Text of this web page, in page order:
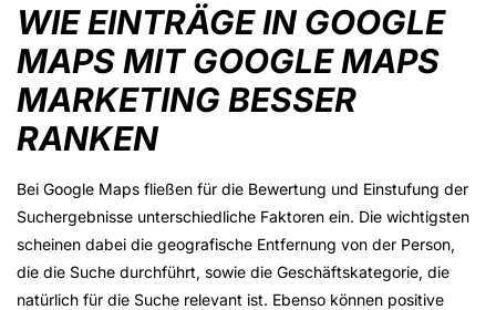
WIE EINTRÄGE IN GOOGLE
MAPS MIT GOOGLE MAPS
MARKETING BESSER
RANKEN
Bei Google Maps fließen für die Bewertung und Einstufung der
Suchergebnisse unterschiedliche Faktoren ein. Die wichtigsten
scheinen dabei die geografische Entfernung von der Person,
die die Suche durchführt, sowie die Geschäftskategorie, die
natürlich für die Suche relevant ist. Ebenso können positive